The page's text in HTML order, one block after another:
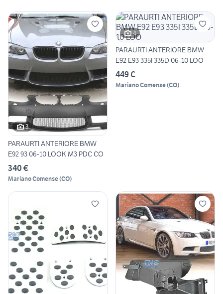
3
PARAURTI ANTERIORE BMW
E92 93 06-10 LOOK M3 PDC CO
340 €
Mariano Comense(CO)
4
PARAURTI ANTERIORE BMW
E92 E93 335I 335D 06-10 LOO
449 €
Mariano Comense(CO)